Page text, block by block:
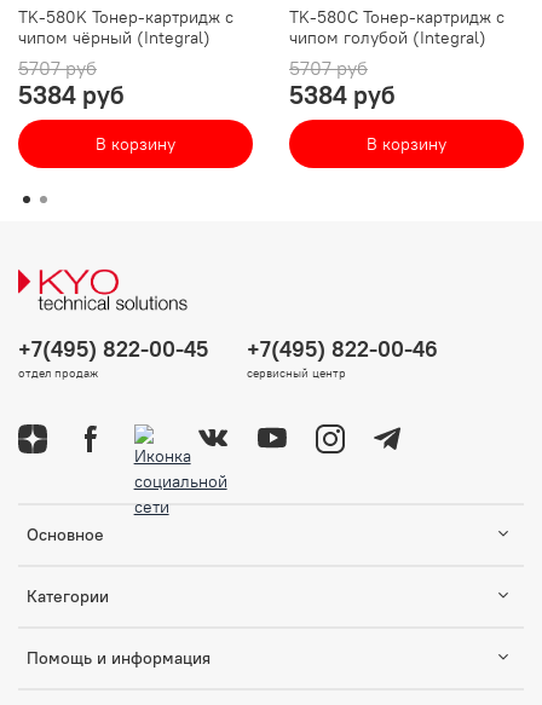
TK-580K Тонер-картридж с
чипом чёрный (Integral)
5707 руб
5384 руб
В корзину
TK-580C Тонер-картридж с
чипом голубой (Integral)
5707 руб
5384 руб
В корзину
Основное
Категории
Помощь и информация
+7(495) 822-00-45
отдел продаж
+7(495) 822-00-46
сервисный центр